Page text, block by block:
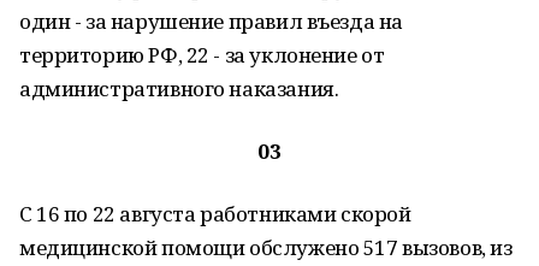
один - за нарушение правил въезда на
территорию РФ, 22 - за уклонение от
административного наказания.
03
С 16 по 22 августа работниками скорой
медицинской помощи обслужено 517 вызовов, из